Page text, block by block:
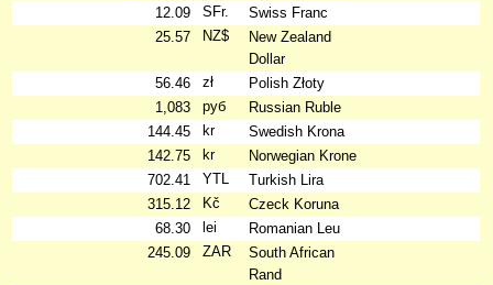
12.09
SFr.
Swiss Franc
25.57
NZ$
New Zealand
Dollar
56.46
zł
Polish Złoty
1,083
руб
Russian Ruble
144.45
kr
Swedish Krona
142.75
kr
Norwegian Krone
702.41
YTL
Turkish Lira
315.12
Kč
Czeck Koruna
68.30
lei
Romanian Leu
245.09
ZAR
South African
Rand